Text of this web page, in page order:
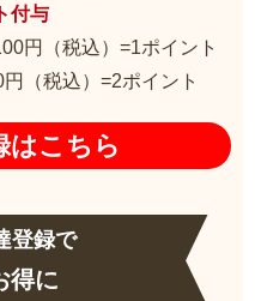
付与
円（税込）=1ポイント
（税込）=2ポイント
はこちら
登録で
得に